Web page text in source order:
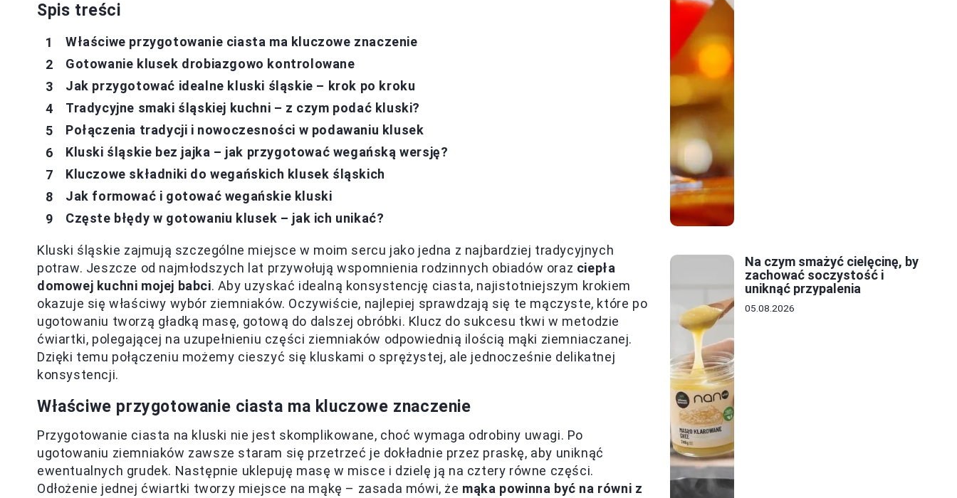
Spis treści
Właściwe przygotowanie ciasta ma kluczowe znaczenie
Gotowanie klusek drobiazgowo kontrolowane
Jak przygotować idealne kluski śląskie – krok po kroku
Tradycyjne smaki śląskiej kuchni – z czym podać kluski?
Połączenia tradycji i nowoczesności w podawaniu klusek
Kluski śląskie bez jajka – jak przygotować wegańską wersję?
Kluczowe składniki do wegańskich klusek śląskich
Jak formować i gotować wegańskie kluski
Częste błędy w gotowaniu klusek – jak ich unikać?
Kluski śląskie zajmują szczególne miejsce w moim sercu jako jedna z najbardziej tradycyjnych
potraw. Jeszcze od najmłodszych lat przywołują wspomnienia rodzinnych obiadów oraz ciepła
domowej kuchni mojej babci. Aby uzyskać idealną konsystencję ciasta, najistotniejszym krokiem
okazuje się właściwy wybór ziemniaków. Oczywiście, najlepiej sprawdzają się te mączyste, które po
ugotowaniu tworzą gładką masę, gotową do dalszej obróbki. Klucz do sukcesu tkwi w metodzie
ćwiartki, polegającej na uzupełnieniu części ziemniaków odpowiednią ilością mąki ziemniaczanej.
Dzięki temu połączeniu możemy cieszyć się kluskami o sprężystej, ale jednocześnie delikatnej
konsystencji.
Właściwe przygotowanie ciasta ma kluczowe znaczenie
Przygotowanie ciasta na kluski nie jest skomplikowane, choć wymaga odrobiny uwagi. Po
ugotowaniu ziemniaków zawsze staram się przetrzeć je dokładnie przez praskę, aby uniknąć
ewentualnych grudek. Następnie uklepuję masę w misce i dzielę ją na cztery równe części.
Odłożenie jednej ćwiartki tworzy miejsce na mąkę – zasada mówi, że mąka powinna być na równi z
Na czym smażyć cielęcinę, by
zachować soczystość i
uniknąć przypalenia
05.08.2026